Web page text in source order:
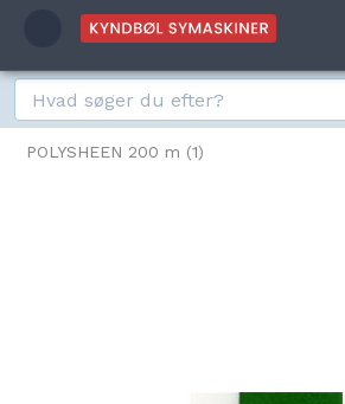
POLYSHEEN 200 m (1)